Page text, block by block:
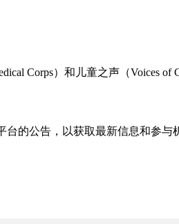
Corps）和儿童之声（Voices of
的公告，以获取最新信息和参与